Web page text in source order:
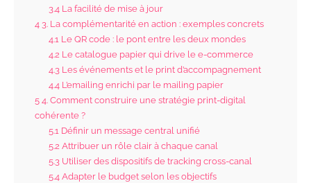
3.4La facilité de mise à jour
43. La complémentarité en action : exemples concrets
4.1Le QR code : le pont entre les deux mondes
4.2Le catalogue papier qui drive le e-commerce
4.3Les événements et le print d’accompagnement
4.4L’emailing enrichi par le mailing papier
54. Comment construire une stratégie print-digital
cohérente ?
5.1Définir un message central unifié
5.2Attribuer un rôle clair à chaque canal
5.3Utiliser des dispositifs de tracking cross-canal
5.4Adapter le budget selon les objectifs